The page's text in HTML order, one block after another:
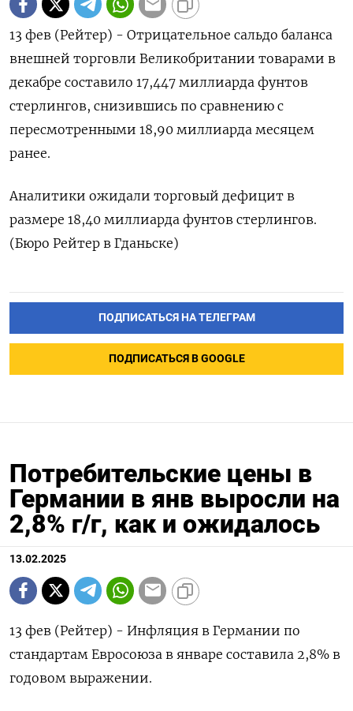
13 фев (Рейтер) - Отрицательное сальдо баланса
внешней торговли Великобритании товарами в
декабре составило 17,447 миллиарда фунтов
стерлингов, снизившись по сравнению с
пересмотренными 18,90 миллиарда месяцем
ранее.
Аналитики ожидали торговый дефицит в
размере 18,40 миллиарда фунтов стерлингов.
(Бюро Рейтер в Гданьске)
ПОДПИСАТЬСЯ НА ТЕЛЕГРАМ
ПОДПИСАТЬСЯ В GOOGLE
Потребительские цены в
Германии в янв выросли на
2,8% г/г, как и ожидалось
13.02.2025
13 фев (Рейтер) - Инфляция в Германии по
стандартам Евросоюза в январе составила 2,8% в
годовом выражении.